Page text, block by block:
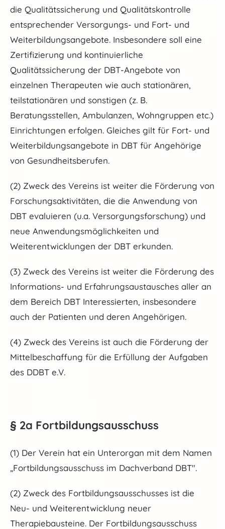
die Qualitätssicherung und Qualitätskontrolle
entsprechender Versorgungs- und Fort- und
Weiterbildungsangebote. Insbesondere soll eine
Zertifizierung und kontinuierliche
Qualitätssicherung der DBT-Angebote von
einzelnen Therapeuten wie auch stationären,
teilstationären und sonstigen (z. B.
Beratungsstellen, Ambulanzen, Wohngruppen etc.)
Einrichtungen erfolgen. Gleiches gilt für Fort- und
Weiterbildungsangebote in DBT für Angehörige
von Gesundheitsberufen.
(2) Zweck des Vereins ist weiter die Förderung von
Forschungsaktivitäten, die die Anwendung von
DBT evaluieren (u.a. Versorgungsforschung) und
neue Anwendungsmöglichkeiten und
Weiterentwicklungen der DBT erkunden.
(3) Zweck des Vereins ist weiter die Förderung des
Informations- und Erfahrungsaustausches aller an
dem Bereich DBT Interessierten, insbesondere
auch der Patienten und deren Angehörigen.
(4) Zweck des Vereins ist auch die Förderung der
Mittelbeschaffung für die Erfüllung der Aufgaben
des DDBT e.V.
§ 2a Fortbildungsausschuss
(1) Der Verein hat ein Unterorgan mit dem Namen
„Fortbildungsausschuss im Dachverband DBT".
(2) Zweck des Fortbildungsausschusses ist die
Neu- und Weiterentwicklung neuer
Therapiebausteine. Der Fortbildungsausschuss